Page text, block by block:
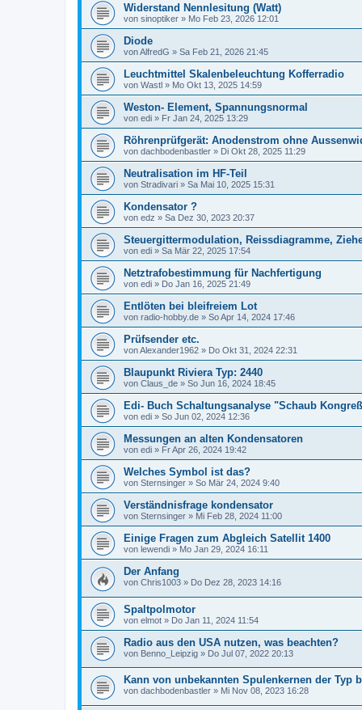
Widerstand Nennlesitung (Watt)
von sinoptiker » Mo Feb 23, 2026 12:01
Diode
vonAlfredG » Sa Feb 21, 2026 21:45
Leuchtmittel Skalenbeleuchtung Kofferradio
von Wastl » Mo Okt 13, 2025 14:59
Weston- Element, Spannungsnormal
von edi » Fr Jan 24, 2025 13:29
Röhrenprüfgerät: Anodenstrom ohne
von dachbodenbastler » Di Okt 28, 2025 11:29
Neutralisation im HF-Teil
von Stradivari » Sa Mai 10, 2025 15:31
Kondensator ?
von edz » Sa Dez 30, 2023 20:37
Steuergittermodulation, Reissdiagramme,
von edi » Sa Mär 22, 2025 17:54
Netztrafobestimmung für Nachfertigung
von edi » Do Jan 16, 2025 21:49
Entlöten bei bleifreiem Lot
von radio-hobby.de » So Apr 14, 2024 17:46
Prüfsender etc.
vonAlexander1962 » Do Okt 31, 2024 22:31
Blaupunkt Riviera Typ: 2440
von Claus_de » So Jun 16, 2024 18:45
Edi- Buch Schaltungsanalyse "Schaub
von edi » So Jun 02, 2024 12:36
Messungen an alten Kondensatoren
von edi » Fr Apr 26, 2024 19:42
Welches Symbol ist das?
von Sternsinger » So Mär 24, 2024 9:40
Verständnisfrage kondensator
von Sternsinger » Mi Feb 28, 2024 11:00
Einige Fragen zum Abgleich Satellit 1400
von lewendi » Mo Jan 29, 2024 16:11
Der Anfang
von Chris1003 » Do Dez 28, 2023 14:16
Spaltpolmotor
von elmot » Do Jan 11, 2024 11:54
Radio aus den USA nutzen, was beachten?
von Benno_Leipzig » Do Jul 07, 2022 20:13
Kann von unbekannten Spulenkernen der Typ
von dachbodenbastler » Mi Nov 08, 2023 16:28